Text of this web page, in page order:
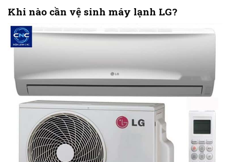
Khi nào cần vệ sinh máy lạnh LG?